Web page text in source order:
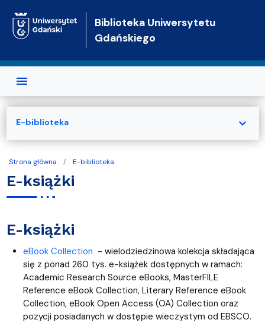
Biblioteka Uniwersytetu
Gdańskiego
Strona główna E-biblioteka
E-książki
E-książki
eBook Collection - wielodziedzinowa kolekcja składająca
się z ponad 260 tys. e-książek dostępnych w ramach:
Academic Research Source eBooks, MasterFILE
Reference eBook Collection, Literary Reference eBook
Collection, eBook Open Access (OA) Collection oraz
pozycji posiadanych w dostępie wieczystym od EBSCO.
E-biblioteka expand_more